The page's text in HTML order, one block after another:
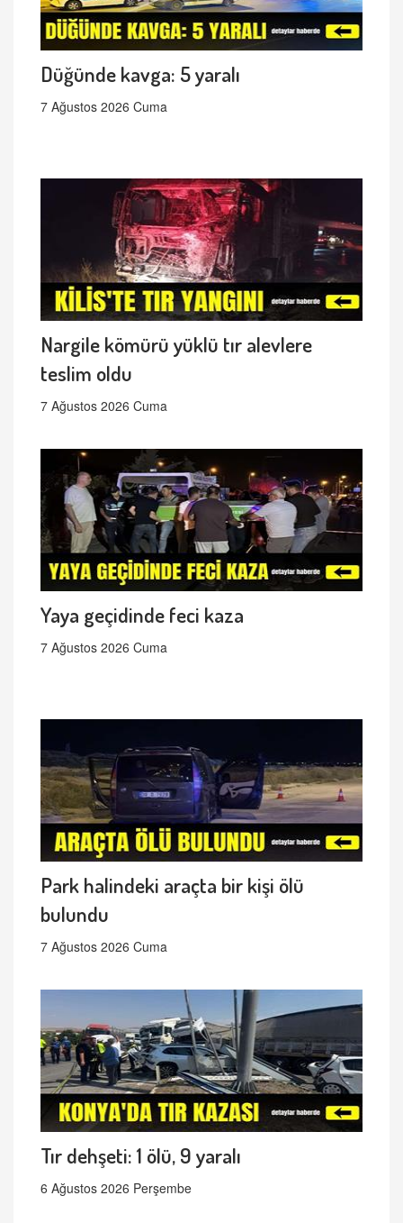
Düğünde kavga: 5 yaralı
7 Ağustos 2026 Cuma
Nargile kömürü yüklü tır alevlere
teslim oldu
7 Ağustos 2026 Cuma
Yaya geçidinde feci kaza
7 Ağustos 2026 Cuma
Park halindeki araçta bir kişi ölü
bulundu
7 Ağustos 2026 Cuma
Tır dehşeti: 1 ölü, 9 yaralı
6 Ağustos 2026 Perşembe